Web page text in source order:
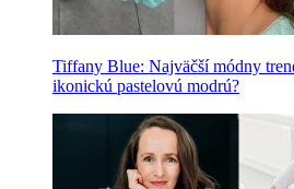
Tiffany Blue: Najväčší módny
ikonickú pastelovú modrú?